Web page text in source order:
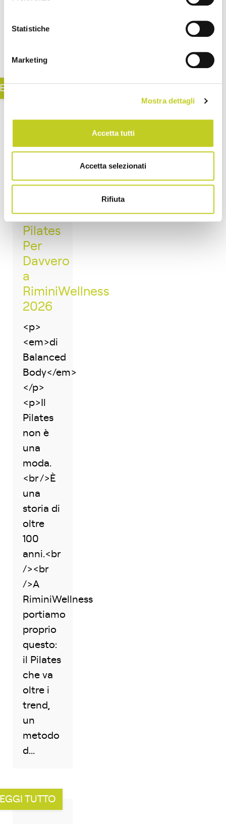
Statistiche
Marketing
Mostra dettagli
Accetta tutti
Accetta selezionati
Rifiuta
rompere
TUTTO
Il
Pilates
Per
Davvero
a
RiminiWellness
2026
<p>
<em>di
Balanced
Body</em>
</p>
<p>Il
Pilates
non è
una
moda.
<br />È
una
storia di
oltre
100
anni.<br
/><br
/>A
RiminiWellness
portiamo
proprio
questo:
il Pilates
che va
oltre i
trend,
un
metodo
d...
TUTTO